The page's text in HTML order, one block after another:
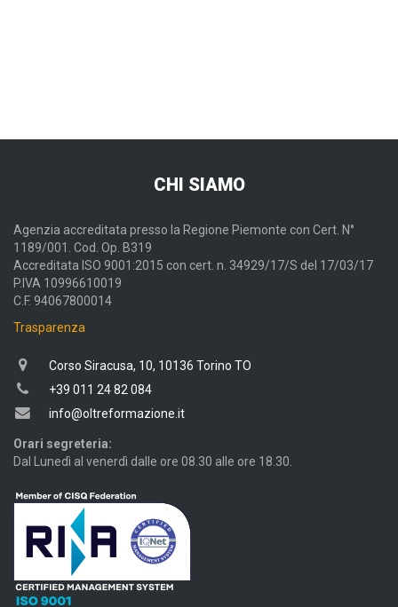
CHI SIAMO
Agenzia accreditata presso la Regione Piemonte con Cert. N°
1189/001. Cod. Op. B319
Accreditata ISO 9001:2015 con cert. n. 34929/17/S del 17/03/17
P.IVA 10996610019
C.F. 94067800014
Trasparenza
Corso Siracusa, 10, 10136 Torino TO
+39 011 24 82 084
info@oltreformazione.it
Orari segreteria:
Dal Lunedì al venerdì dalle ore 08.30 alle ore 18.30.